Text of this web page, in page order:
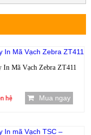
In Mã Vạch Zebra ZT411
hệ Mua ngay